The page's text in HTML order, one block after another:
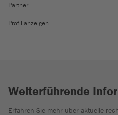
Partner
Profil anzeigen
Weiterführende
Erfahren Sie mehr über aktuelle